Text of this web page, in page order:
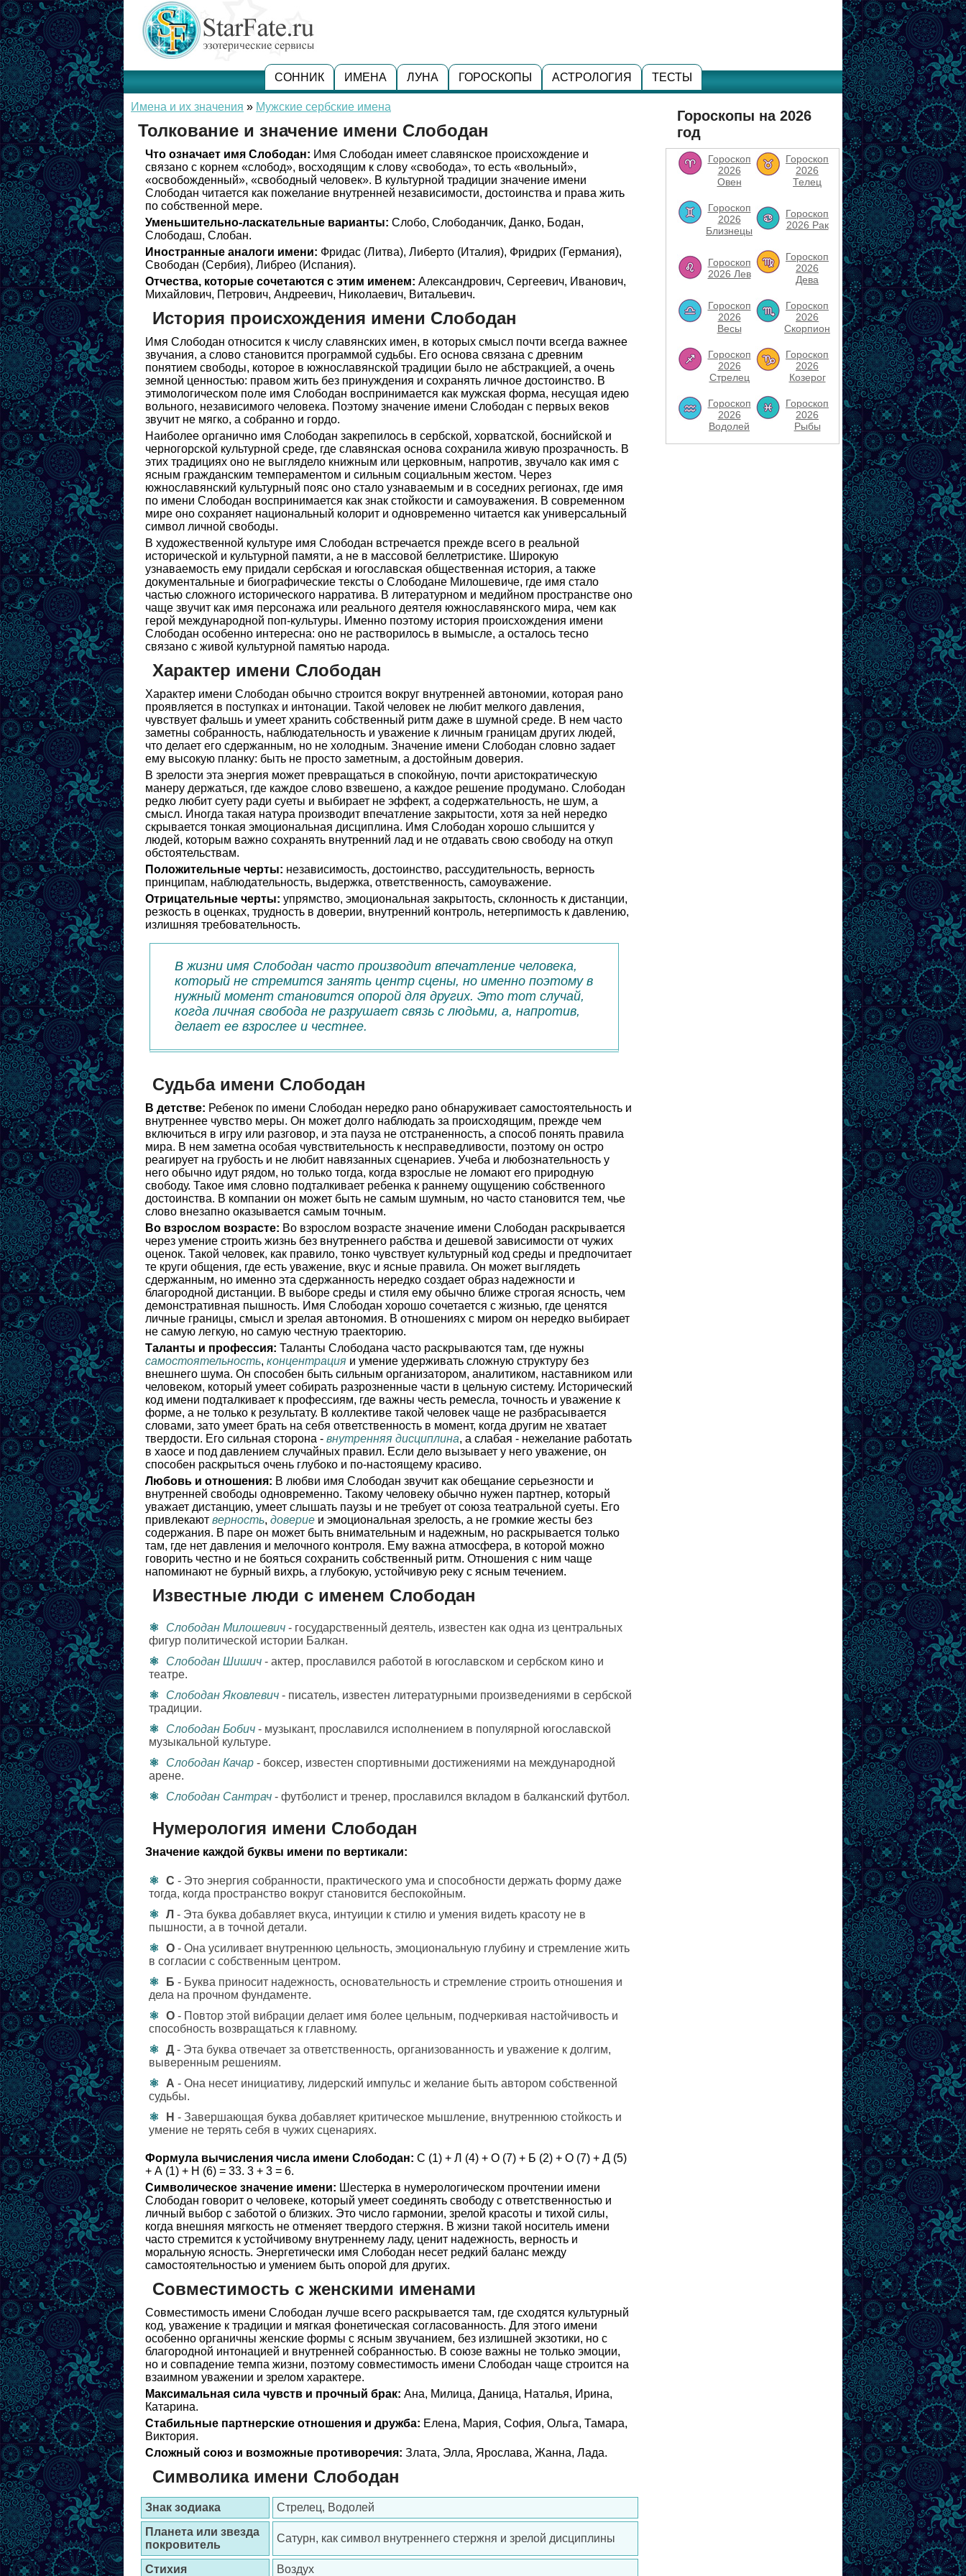
СОННИК ИМЕНА ЛУНА ГОРОСКОПЫ АСТРОЛОГИЯ ТЕСТЫ
Имена и их значения » Мужские сербские имена
Толкование и значение имени Слободан
Что означает имя Слободан: Имя Слободан имеет славянское происхождение и
связано с корнем «слобод», восходящим к слову «свобода», то есть «вольный»,
«освобожденный», «свободный человек». В культурной традиции значение имени
Слободан читается как пожелание внутренней независимости, достоинства и права жить
по собственной мере.
Уменьшительно-ласкательные варианты: Слобо, Слободанчик, Данко, Бодан,
Слободаш, Слобан.
Иностранные аналоги имени: Фридас (Литва), Либерто (Италия), Фридрих (Германия),
Свободан (Сербия), Либрео (Испания).
Отчества, которые сочетаются с этим именем: Александрович, Сергеевич, Иванович,
Михайлович, Петрович, Андреевич, Николаевич, Витальевич.
История происхождения имени Слободан
Имя Слободан относится к числу славянских имен, в которых смысл почти всегда важнее
звучания, а слово становится программой судьбы. Его основа связана с древним
понятием свободы, которое в южнославянской традиции было не абстракцией, а очень
земной ценностью: правом жить без принуждения и сохранять личное достоинство. В
этимологическом поле имя Слободан воспринимается как мужская форма, несущая идею
вольного, независимого человека. Поэтому значение имени Слободан с первых веков
звучит не мягко, а собранно и гордо.
Наиболее органично имя Слободан закрепилось в сербской, хорватской, боснийской и
черногорской культурной среде, где славянская основа сохранила живую прозрачность. В
этих традициях оно не выглядело книжным или церковным, напротив, звучало как имя с
ясным гражданским темпераментом и сильным социальным жестом. Через
южнославянский культурный пояс оно стало узнаваемым и в соседних регионах, где имя
по имени Слободан воспринимается как знак стойкости и самоуважения. В современном
мире оно сохраняет национальный колорит и одновременно читается как универсальный
символ личной свободы.
В художественной культуре имя Слободан встречается прежде всего в реальной
исторической и культурной памяти, а не в массовой беллетристике. Широкую
узнаваемость ему придали сербская и югославская общественная история, а также
документальные и биографические тексты о Слободане Милошевиче, где имя стало
частью сложного исторического нарратива. В литературном и медийном пространстве оно
чаще звучит как имя персонажа или реального деятеля южнославянского мира, чем как
герой международной поп-культуры. Именно поэтому история происхождения имени
Слободан особенно интересна: оно не растворилось в вымысле, а осталось тесно
связано с живой культурной памятью народа.
Характер имени Слободан
Характер имени Слободан обычно строится вокруг внутренней автономии, которая рано
проявляется в поступках и интонации. Такой человек не любит мелкого давления,
чувствует фальшь и умеет хранить собственный ритм даже в шумной среде. В нем часто
заметны собранность, наблюдательность и уважение к личным границам других людей,
что делает его сдержанным, но не холодным. Значение имени Слободан словно задает
ему высокую планку: быть не просто заметным, а достойным доверия.
В зрелости эта энергия может превращаться в спокойную, почти аристократическую
манеру держаться, где каждое слово взвешено, а каждое решение продумано. Слободан
редко любит суету ради суеты и выбирает не эффект, а содержательность, не шум, а
смысл. Иногда такая натура производит впечатление закрытости, хотя за ней нередко
скрывается тонкая эмоциональная дисциплина. Имя Слободан хорошо слышится у
людей, которым важно сохранять внутренний лад и не отдавать свою свободу на откуп
обстоятельствам.
Положительные черты: независимость, достоинство, рассудительность, верность
принципам, наблюдательность, выдержка, ответственность, самоуважение.
Отрицательные черты: упрямство, эмоциональная закрытость, склонность к дистанции,
резкость в оценках, трудность в доверии, внутренний контроль, нетерпимость к давлению,
излишняя требовательность.
В жизни имя Слободан часто производит впечатление человека,
который не стремится занять центр сцены, но именно поэтому в
нужный момент становится опорой для других. Это тот случай,
когда личная свобода не разрушает связь с людьми, а, напротив,
делает ее взрослее и честнее.
Судьба имени Слободан
В детстве: Ребенок по имени Слободан нередко рано обнаруживает самостоятельность и
внутреннее чувство меры. Он может долго наблюдать за происходящим, прежде чем
включиться в игру или разговор, и эта пауза не отстраненность, а способ понять правила
мира. В нем заметна особая чувствительность к несправедливости, поэтому он остро
реагирует на грубость и не любит навязанных сценариев. Учеба и любознательность у
него обычно идут рядом, но только тогда, когда взрослые не ломают его природную
свободу. Такое имя словно подталкивает ребенка к раннему ощущению собственного
достоинства. В компании он может быть не самым шумным, но часто становится тем, чье
слово внезапно оказывается самым точным.
Во взрослом возрасте: Во взрослом возрасте значение имени Слободан раскрывается
через умение строить жизнь без внутреннего рабства и дешевой зависимости от чужих
оценок. Такой человек, как правило, тонко чувствует культурный код среды и предпочитает
те круги общения, где есть уважение, вкус и ясные правила. Он может выглядеть
сдержанным, но именно эта сдержанность нередко создает образ надежности и
благородной дистанции. В выборе среды и стиля ему обычно ближе строгая ясность, чем
демонстративная пышность. Имя Слободан хорошо сочетается с жизнью, где ценятся
личные границы, смысл и зрелая автономия. В отношениях с миром он нередко выбирает
не самую легкую, но самую честную траекторию.
Таланты и профессия: Таланты Слободана часто раскрываются там, где нужны
самостоятельность, концентрация и умение удерживать сложную структуру без
внешнего шума. Он способен быть сильным организатором, аналитиком, наставником или
человеком, который умеет собирать разрозненные части в цельную систему. Исторический
код имени подталкивает к профессиям, где важны честь ремесла, точность и уважение к
форме, а не только к результату. В коллективе такой человек чаще не разбрасывается
словами, зато умеет брать на себя ответственность в момент, когда другим не хватает
твердости. Его сильная сторона - внутренняя дисциплина, а слабая - нежелание работать
в хаосе и под давлением случайных правил. Если дело вызывает у него уважение, он
способен раскрыться очень глубоко и по-настоящему красиво.
Любовь и отношения: В любви имя Слободан звучит как обещание серьезности и
внутренней свободы одновременно. Такому человеку обычно нужен партнер, который
уважает дистанцию, умеет слышать паузы и не требует от союза театральной суеты. Его
привлекают верность, доверие и эмоциональная зрелость, а не громкие жесты без
содержания. В паре он может быть внимательным и надежным, но раскрывается только
там, где нет давления и мелочного контроля. Ему важна атмосфера, в которой можно
говорить честно и не бояться сохранить собственный ритм. Отношения с ним чаще
напоминают не бурный вихрь, а глубокую, устойчивую реку с ясным течением.
Известные люди с именем Слободан
Слободан Милошевич - государственный деятель, известен как одна из центральных
фигур политической истории Балкан.
Слободан Шишич - актер, прославился работой в югославском и сербском кино и
театре.
Слободан Яковлевич - писатель, известен литературными произведениями в сербской
традиции.
Слободан Бобич - музыкант, прославился исполнением в популярной югославской
музыкальной культуре.
Слободан Качар - боксер, известен спортивными достижениями на международной
арене.
Слободан Сантрач - футболист и тренер, прославился вкладом в балканский футбол.
Нумерология имени Слободан
Значение каждой буквы имени по вертикали:
С - Это энергия собранности, практического ума и способности держать форму даже
тогда, когда пространство вокруг становится беспокойным.
Л - Эта буква добавляет вкуса, интуиции к стилю и умения видеть красоту не в
пышности, а в точной детали.
О - Она усиливает внутреннюю цельность, эмоциональную глубину и стремление жить
в согласии с собственным центром.
Б - Буква приносит надежность, основательность и стремление строить отношения и
дела на прочном фундаменте.
О - Повтор этой вибрации делает имя более цельным, подчеркивая настойчивость и
способность возвращаться к главному.
Д - Эта буква отвечает за ответственность, организованность и уважение к долгим,
выверенным решениям.
А - Она несет инициативу, лидерский импульс и желание быть автором собственной
судьбы.
Н - Завершающая буква добавляет критическое мышление, внутреннюю стойкость и
умение не терять себя в чужих сценариях.
Формула вычисления числа имени Слободан: С (1) + Л (4) + О (7) + Б (2) + О (7) + Д (5)
+ А (1) + Н (6) = 33. 3 + 3 = 6.
Символическое значение имени: Шестерка в нумерологическом прочтении имени
Слободан говорит о человеке, который умеет соединять свободу с ответственностью и
личный выбор с заботой о близких. Это число гармонии, зрелой красоты и тихой силы,
когда внешняя мягкость не отменяет твердого стержня. В жизни такой носитель имени
часто стремится к устойчивому внутреннему ладу, ценит надежность, верность и
моральную ясность. Энергетически имя Слободан несет редкий баланс между
самостоятельностью и умением быть опорой для других.
Совместимость с женскими именами
Совместимость имени Слободан лучше всего раскрывается там, где сходятся культурный
код, уважение к традиции и мягкая фонетическая согласованность. Для этого имени
особенно органичны женские формы с ясным звучанием, без излишней экзотики, но с
благородной интонацией и внутренней собранностью. В союзе важны не только эмоции,
но и совпадение темпа жизни, поэтому совместимость имени Слободан чаще строится на
взаимном уважении и зрелом характере.
Максимальная сила чувств и прочный брак: Ана, Милица, Даница, Наталья, Ирина,
Катарина.
Стабильные партнерские отношения и дружба: Елена, Мария, София, Ольга, Тамара,
Виктория.
Сложный союз и возможные противоречия: Злата, Элла, Ярослава, Жанна, Лада.
Символика имени Слободан
Знак зодиака
Стрелец, Водолей
Планета или звезда
покровитель
Сатурн, как символ внутреннего стержня и зрелой дисциплины
Стихия Воздух
Гороскопы на 2026
год
Гороскоп
2026
Овен
Гороскоп
2026
Телец
Гороскоп
2026
Близнецы
Гороскоп
2026 Рак
Гороскоп
2026 Лев
Гороскоп
2026
Дева
Гороскоп
2026
Весы
Гороскоп
2026
Скорпион
Гороскоп
2026
Стрелец
Гороскоп
2026
Козерог
Гороскоп
2026
Водолей
Гороскоп
2026
Рыбы